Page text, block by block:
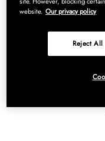
website. Our privacy policy
Reject All